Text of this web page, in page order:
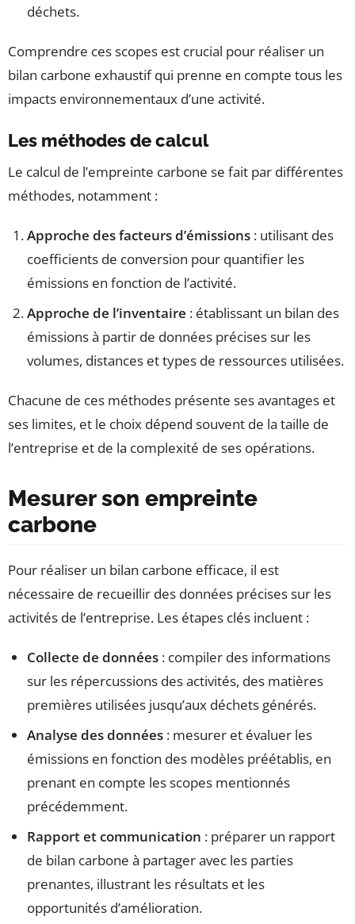
déchets.
Comprendre ces scopes est crucial pour réaliser un
bilan carbone exhaustif qui prenne en compte tous les
impacts environnementaux d’une activité.
Les méthodes de calcul
Le calcul de l’empreinte carbone se fait par différentes
méthodes, notamment :
Approche des facteurs d’émissions : utilisant des
coefficients de conversion pour quantifier les
émissions en fonction de l’activité.
Approche de l’inventaire : établissant un bilan des
émissions à partir de données précises sur les
volumes, distances et types de ressources utilisées.
Chacune de ces méthodes présente ses avantages et
ses limites, et le choix dépend souvent de la taille de
l’entreprise et de la complexité de ses opérations.
Mesurer son empreinte
carbone
Pour réaliser un bilan carbone efficace, il est
nécessaire de recueillir des données précises sur les
activités de l’entreprise. Les étapes clés incluent :
Collecte de données : compiler des informations
sur les répercussions des activités, des matières
premières utilisées jusqu’aux déchets générés.
Analyse des données : mesurer et évaluer les
émissions en fonction des modèles préétablis, en
prenant en compte les scopes mentionnés
précédemment.
Rapport et communication : préparer un rapport
de bilan carbone à partager avec les parties
prenantes, illustrant les résultats et les
opportunités d’amélioration.